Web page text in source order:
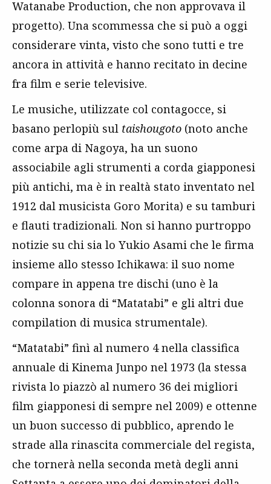
Watanabe Production, che non approvava il
progetto). Una scommessa che si può a oggi
considerare vinta, visto che sono tutti e tre
ancora in attività e hanno recitato in decine
fra film e serie televisive.
Le musiche, utilizzate col contagocce, si
basano perlopiù sul taishougoto (noto anche
come arpa di Nagoya, ha un suono
associabile agli strumenti a corda giapponesi
più antichi, ma è in realtà stato inventato nel
1912 dal musicista Goro Morita) e su tamburi
e flauti tradizionali. Non si hanno purtroppo
notizie su chi sia lo Yukio Asami che le firma
insieme allo stesso Ichikawa: il suo nome
compare in appena tre dischi (uno è la
colonna sonora di “Matatabi” e gli altri due
compilation di musica strumentale).
“Matatabi” finì al numero 4 nella classifica
annuale di Kinema Junpo nel 1973 (la stessa
rivista lo piazzò al numero 36 dei migliori
film giapponesi di sempre nel 2009) e ottenne
un buon successo di pubblico, aprendo le
strade alla rinascita commerciale del regista,
che tornerà nella seconda metà degli anni